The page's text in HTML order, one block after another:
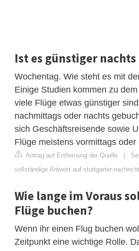
Ist es günstiger nachts
Wochentag. Wie steht es mit
Einige Studien kommen zu
viele Flüge etwas günstiger
nachmittags oder nachts
sich Geschäftsreisende sowie
Flüge meistens vormittags oder
Antrag auf Entfernung der Quelle |
vollständige Antwort auf stuttgarter-
Wie lange im Voraus
Flüge buchen?
Wenn ihr einen Flug buchen
Zeitpunkt eine wichtige Rolle.